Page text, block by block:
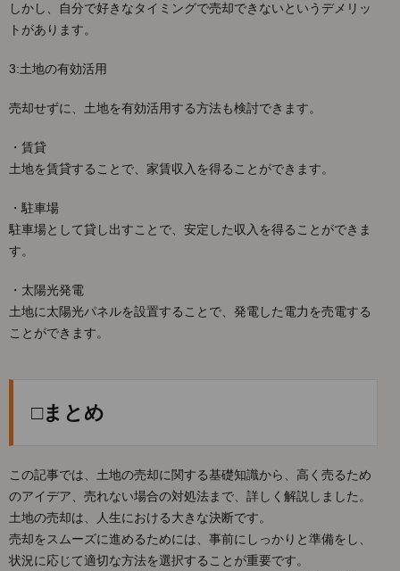
しかし、自分で好きなタイミングで売却できないというデメリッ
トがあります。
3:土地の有効活用
売却せずに、土地を有効活用する方法も検討できます。
・賃貸
土地を賃貸することで、家賃収入を得ることができます。
・駐車場
駐車場として貸し出すことで、安定した収入を得ることができま
す。
・太陽光発電
土地に太陽光パネルを設置することで、発電した電力を売電する
ことができます。
□まとめ
この記事では、土地の売却に関する基礎知識から、高く売るため
のアイデア、売れない場合の対処法まで、詳しく解説しました。
土地の売却は、人生における大きな決断です。
売却をスムーズに進めるためには、事前にしっかりと準備をし、
状況に応じて適切な方法を選択することが重要です。